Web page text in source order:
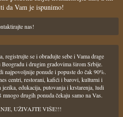
da Vam je ispunimo!
nas!
registrujte se i obradujte sebe i Vama drage
i drugim gradovima širom Srbije.
najpovoljnije ponude i popuste do čak 90%.
centri, restorani, kafići i barovi, kulturni i
edukacija, putovanja i krstarenja, ludi
drugih ponuda čekaju samo na Vas.
UŽIVAJTE VIŠE!!!